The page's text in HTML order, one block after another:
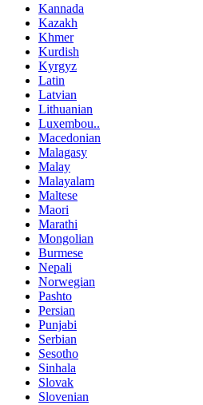
Kannada
Kazakh
Khmer
Kurdish
Kyrgyz
Latin
Latvian
Lithuanian
Luxembou..
Macedonian
Malagasy
Malay
Malayalam
Maltese
Maori
Marathi
Mongolian
Burmese
Nepali
Norwegian
Pashto
Persian
Punjabi
Serbian
Sesotho
Sinhala
Slovak
Slovenian